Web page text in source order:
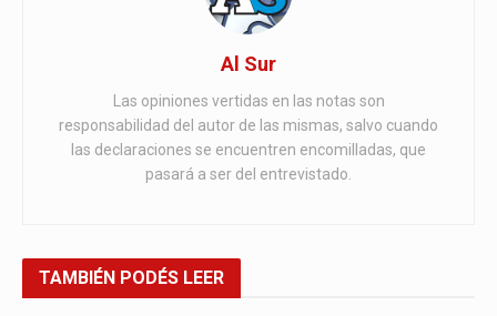
Al Sur
Las opiniones vertidas en las notas son
responsabilidad del autor de las mismas, salvo cuando
las declaraciones se encuentren encomilladas, que
pasará a ser del entrevistado.
TAMBIÉN PODÉS LEER